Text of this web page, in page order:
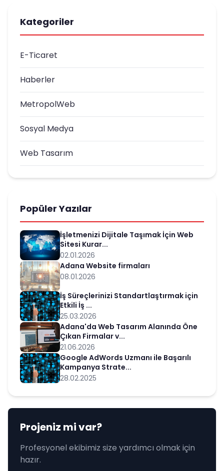
Kategoriler
E-Ticaret
Haberler
MetropolWeb
Sosyal Medya
Web Tasarım
Popüler Yazılar
İşletmenizi Dijitale Taşımak İçin Web
Sitesi Kurar...
02.01.2026
Adana Website firmaları
08.01.2026
İş Süreçlerinizi Standartlaştırmak için
Etkili İş ...
25.03.2026
Adana'da Web Tasarım Alanında Öne
Çıkan Firmalar v...
21.06.2026
Google AdWords Uzmanı ile Başarılı
Kampanya Strate...
28.02.2025
Projeniz mi var?
Profesyonel ekibimiz size yardımcı olmak için
hazır.